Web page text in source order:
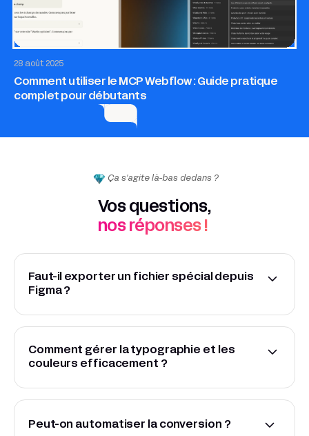
28 août 2025
Comment utiliser le MCP Webflow : Guide pratique
complet pour débutants
Ça s'agite là-bas dedans ?
Vos questions,
nos réponses !
Faut-il exporter un fichier spécial depuis
Figma ?
Non, vous pouvez directement synchroniser vos
designs avec le plugin Webflow via l’import des
Comment gérer la typographie et les
couleurs efficacement ?
Préconfigurez vos styles et couleurs dans Figma et
gardez une structure de calques logique pour la
Peut-on automatiser la conversion ?